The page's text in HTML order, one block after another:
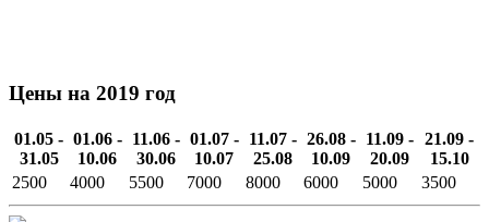
Цены на 2019 год
01.05 -
31.05
01.06 -
10.06
11.06 -
30.06
01.07 -
10.07
11.07 -
25.08
26.08 -
10.09
11.09 -
20.09
21.09 -
15.10
2500
4000 5500 7000 8000 6000 5000 3500